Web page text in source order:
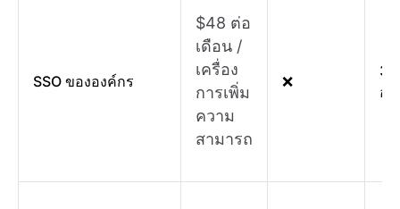
SSO ขององค์กร
$48 ต่อ
เดือน /
เครื่อง
การเพิ่ม
ความ
สามารถ
❌
3
อยู่